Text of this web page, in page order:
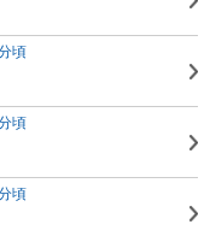
頃
頃
頃